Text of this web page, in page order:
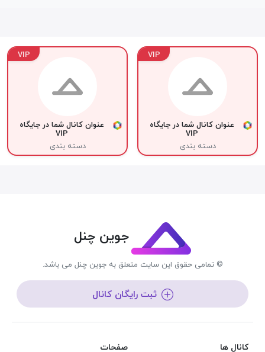
VIP
عنوان کانال شما در جایگاه
VIP
دسته بندی
VIP
عنوان کانال شما در جایگاه
VIP
دسته بندی
جوین چنل
© تمامی حقوق این سایت متعلق به جوین چنل می باشد.
ثبت رایگان کانال
کانال ها صفحات